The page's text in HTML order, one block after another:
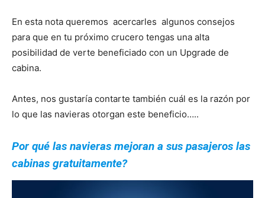
En esta nota queremos acercarles algunos consejos
para que en tu próximo crucero tengas una alta
posibilidad de verte beneficiado con un Upgrade de
cabina.
Antes, nos gustaría contarte también cuál es la razón por
lo que las navieras otorgan este beneficio…..
Por qué las navieras mejoran a sus pasajeros las
cabinas gratuitamente?